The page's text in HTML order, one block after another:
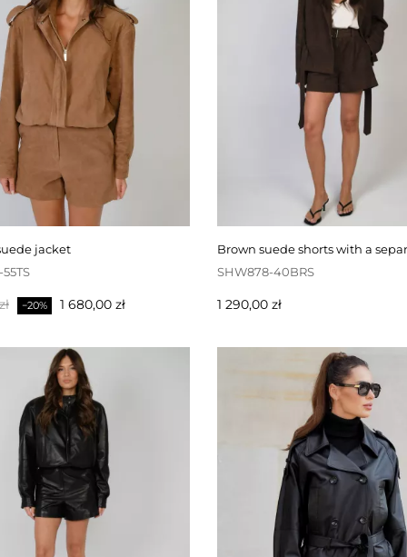
jacket
−20% Pris
1 680,00 zł
brown suede shorts with a
SHW878-40BRS
Pris
1 290,00 zł